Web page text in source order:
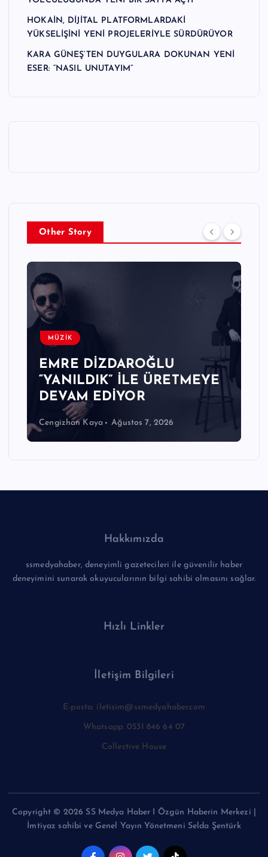
HOKAİN, DİJİTAL PLATFORMLARDAKİ
YÜKSELİŞİNİ YENİ PROJELERİYLE SÜRDÜRÜYOR
KARA GÜNEŞ’TEN DUYGULARA DOKUNAN YENİ
ESER: “NASIL UNUTAYIM”
Other Story
MÜZİK
EMRE DİZDAROĞLU
“YANILDIK” İLE ÜRETMEYE
DEVAM EDİYOR
Cengizhan Kaya Ağustos 7, 2026
Hakkımızda
ssmedyahaber, deneyimli gazetecileri ile güvenilir haber
deneyimini sunarak okuyucularının bilgi sahibi olmasını sağlar.
Hızlı Linkler
İletişim Bilgileri
E-posta: iletisim@ssmedyahaber.com
Whatsapp: 0531 846 64 07
Collective House
Copyright © 2026 SS Medya Haber I Özgün Haberin Merkezi |
İmtiyaz sahibi ve Genel Yayın Yönetmeni Selda Şentürk